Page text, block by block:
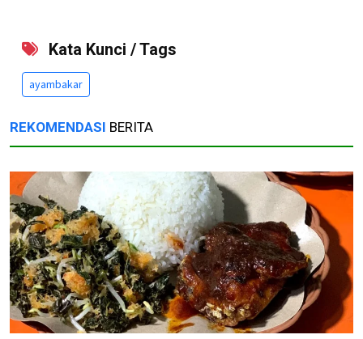
Kata Kunci / Tags
ayambakar
REKOMENDASI BERITA